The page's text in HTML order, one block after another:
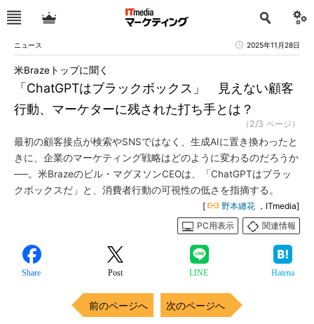
ニュース 2025年11月28日
「ChatGPTはブラックボックス」 見えない顧客
行動、マーケターに残された打ち手とは？
米Brazeトップに聞く
（2/3 ページ）
最初の顧客接点が検索やSNSではなく、生成AIに置き換わったと
きに、企業のマーケティング戦略はどのように変わるのだろうか
──。米Brazeのビル・マグヌソンCEOは、「ChatGPTはブラッ
クボックスだ」と、消費者行動の可視性の低さを指摘する。
[ 野本纏花 ，ITmedia]
PC用表示
関連情報
Share Post LINE Hatena
前のページへ 次のページへ